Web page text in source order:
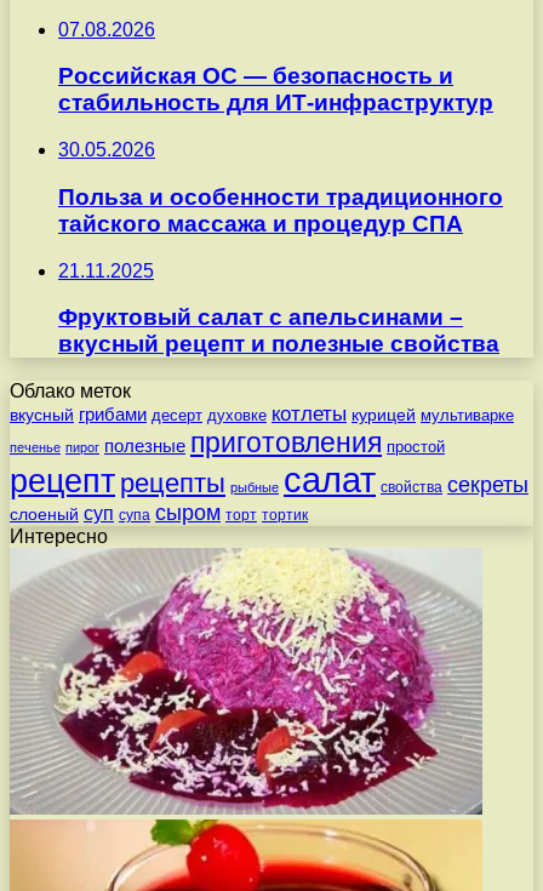
07.08.2026
Российская ОС — безопасность и
стабильность для ИТ-инфраструктур
30.05.2026
Польза и особенности традиционного
тайского массажа и процедур СПА
21.11.2025
Фруктовый салат с апельсинами –
вкусный рецепт и полезные свойства
Облако меток
вкусный грибами десерт духовке котлеты курицей мультиварке
печенье пирог полезные приготовления простой
рецепт рецепты рыбные салат свойства секреты
слоеный суп супа сыром торт тортик
Интересно